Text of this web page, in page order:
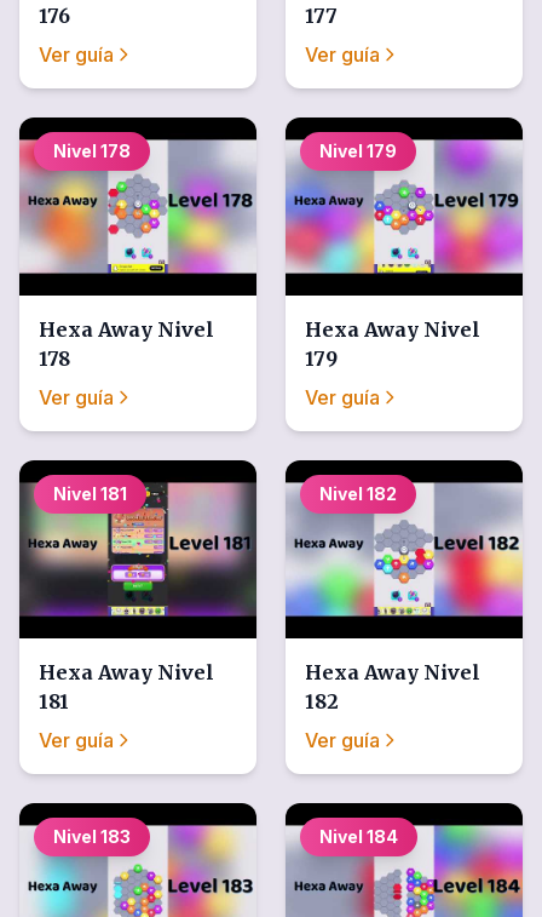
176
Ver guía
177
Ver guía
Nivel 178
Hexa Away Nivel
178
Ver guía
Nivel 179
Hexa Away Nivel
179
Ver guía
Nivel 181
Hexa Away Nivel
181
Ver guía
Nivel 182
Hexa Away Nivel
182
Ver guía
Nivel 183 Nivel 184